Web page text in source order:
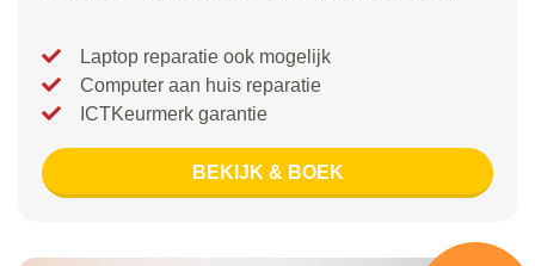
Laptop reparatie ook mogelijk
Computer aan huis reparatie
ICTKeurmerk garantie
BEKIJK & BOEK